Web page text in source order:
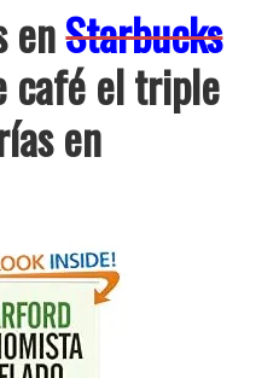
enStarbucks
café el triple
en